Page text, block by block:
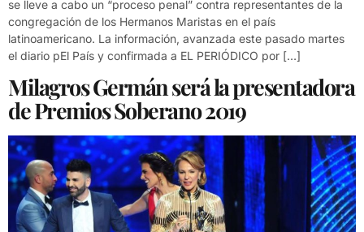
se lleve a cabo un “proceso penal” contra representantes de la
congregación de los Hermanos Maristas en el país
latinoamericano. La información, avanzada este pasado martes
el diario pEl País y confirmada a EL PERIÓDICO por […]
Milagros Germán será la presentadora
de Premios Soberano 2019